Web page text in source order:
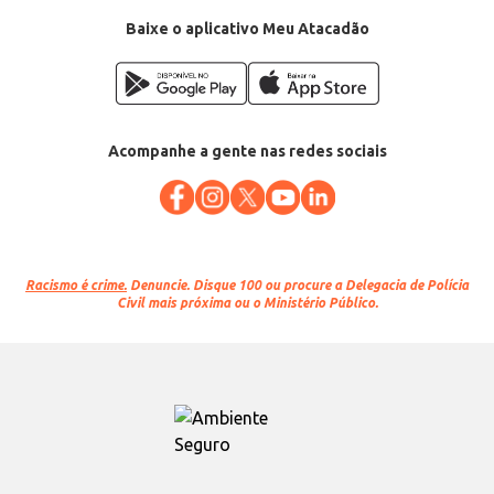
Baixe o aplicativo Meu Atacadão
Acompanhe a gente nas redes sociais
Racismo é crime. Denuncie. Disque 100 ou procure a Delegacia de Polícia
Civil mais próxima ou o Ministério Público.